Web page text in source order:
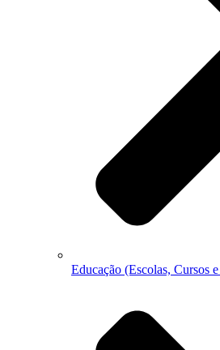
Educação (Escolas, Cursos